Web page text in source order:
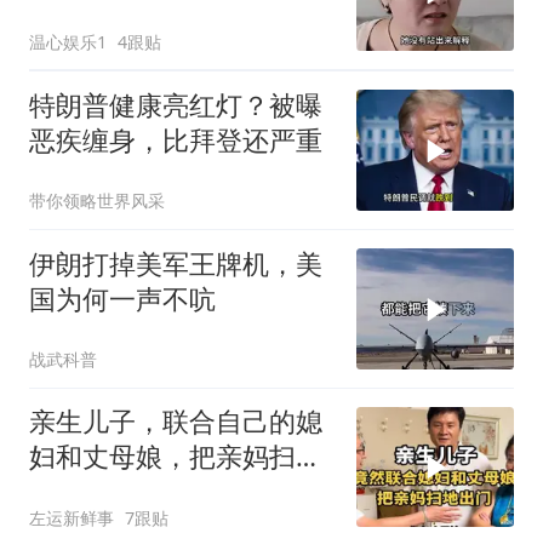
温心娱乐1 4跟贴
特朗普健康亮红灯？被曝
恶疾缠身，比拜登还严重
带你领略世界风采
伊朗打掉美军王牌机，美
国为何一声不吭
战武科普
亲生儿子，联合自己的媳
妇和丈母娘，把亲妈扫地
左运新鲜事 7跟贴